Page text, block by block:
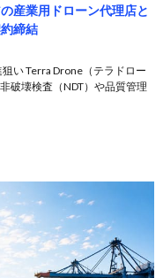
産業用ドローン代理店と
締結
い Terra Drone（テラドロー
破壊検査（NDT）や品質管理